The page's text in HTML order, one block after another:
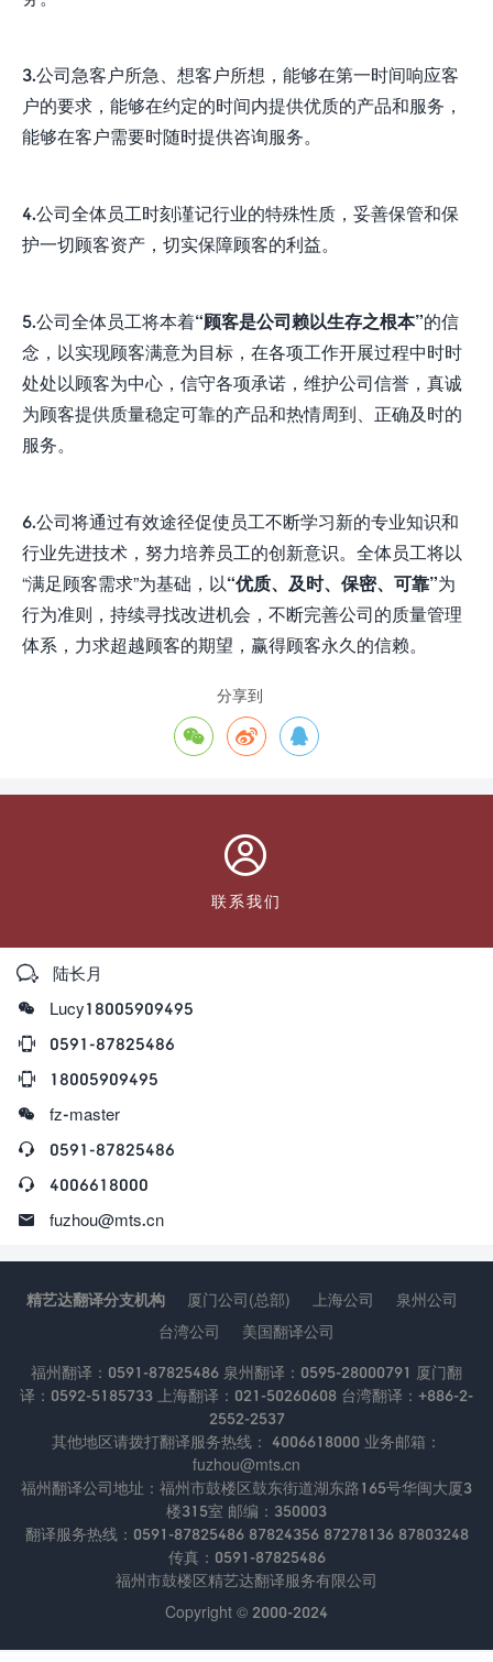
3.公司急客户所急、想客户所想，能够在第一时间响应客
户的要求，能够在约定的时间内提供优质的产品和服务，
能够在客户需要时随时提供咨询服务。
4.公司全体员工时刻谨记行业的特殊性质，妥善保管和保
护一切顾客资产，切实保障顾客的利益。
5.公司全体员工将本着“顾客是公司赖以生存之根本”的信
念，以实现顾客满意为目标，在各项工作开展过程中时时
处处以顾客为中心，信守各项承诺，维护公司信誉，真诚
为顾客提供质量稳定可靠的产品和热情周到、正确及时的
服务。
6.公司将通过有效途径促使员工不断学习新的专业知识和
行业先进技术，努力培养员工的创新意识。全体员工将以
“满足顾客需求”为基础，以“优质、及时、保密、可靠”为
行为准则，持续寻找改进机会，不断完善公司的质量管理
体系，力求超越顾客的期望，赢得顾客永久的信赖。
分享到
  

联系我们

陆长月

Lucy18005909495

0591-87825486

18005909495

fz-master

0591-87825486

4006618000

fuzhou@mts.cn
精艺达翻译分支机构 厦门公司(总部) 上海公司
泉州公司
台湾公司
美国翻译公司
福州翻译：0591-87825486 泉州翻译：0595-28000791 厦门翻
译：0592-5185733 上海翻译：021-50260608 台湾翻译：+886-2-
2552-2537
其他地区请拨打翻译服务热线： 4006618000 业务邮箱：
fuzhou@mts.cn
福州翻译公司地址：福州市鼓楼区鼓东街道湖东路165号华闽大厦3
楼315室 邮编：350003
翻译服务热线：0591-87825486 87824356 87278136 87803248
传真：0591-87825486
福州市鼓楼区精艺达翻译服务有限公司
Copyright © 2000-2024